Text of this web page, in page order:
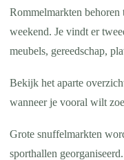
Rommelmarkten
weekend. Je vindt er
meubels, gereedschap,
Bekijk het aparte
wanneer je vooral wilt
Grote snuffelmarkten
sporthallen